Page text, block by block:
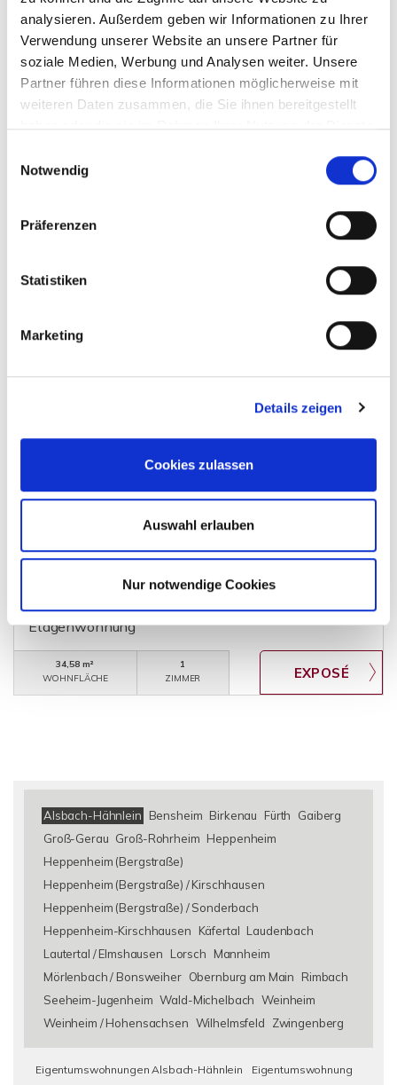
analysieren. Außerdem geben wir Informationen zu Ihrer
Verwendung unserer Website an unsere Partner für
soziale Medien, Werbung und Analysen weiter. Unsere
Partner führen diese Informationen möglicherweise mit
weiteren Daten zusammen, die Sie ihnen bereitgestellt
haben oder die sie im Rahmen Ihrer Nutzung der Dienste
Notwendig
Präferenzen
Statistiken
Marketing
Details zeigen
Cookies zulassen
Auswahl erlauben
Nur notwendige Cookies
+++ Hochwertige Zweizimmerwohnung im
Erdgeschosswohnung
WOHNFLÄCHE
109.900,- € VERKAUFT
Heppenheim (Bergstraße)
+++ Moderne Einzimmerwohnung in Heppenheim
Etagenwohnung
34,58 m²
WOHNFLÄCHE
1
ZIMMER
Alsbach-Hähnlein Bensheim Birkenau Fürth
Gaiberg
Groß-Gerau Groß-Rohrheim Heppenheim
Heppenheim (Bergstraße)
Heppenheim (Bergstraße) / Kirschhausen
Heppenheim (Bergstraße) / Sonderbach
Heppenheim-Kirschhausen
Käfertal Laudenbach
Lautertal / Elmshausen
Lorsch
Mannheim
Mörlenbach / Bonsweiher Obernburg am Main
Rimbach
Seeheim-Jugenheim Wald-Michelbach Weinheim
Weinheim / Hohensachsen Wilhelmsfeld Zwingenberg
Eigentumswohnungen Alsbach-Hähnlein
Eigentumswohnung